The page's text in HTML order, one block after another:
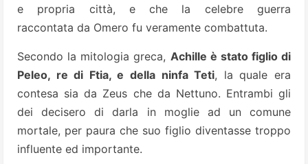
e propria città, e che la celebre guerra
raccontata da Omero fu veramente combattuta.
Secondo la mitologia greca, Achille è stato figlio di
Peleo, re di Ftia, e della ninfa Teti, la quale era
contesa sia da Zeus che da Nettuno. Entrambi gli
dei decisero di darla in moglie ad un comune
mortale, per paura che suo figlio diventasse troppo
influente ed importante.